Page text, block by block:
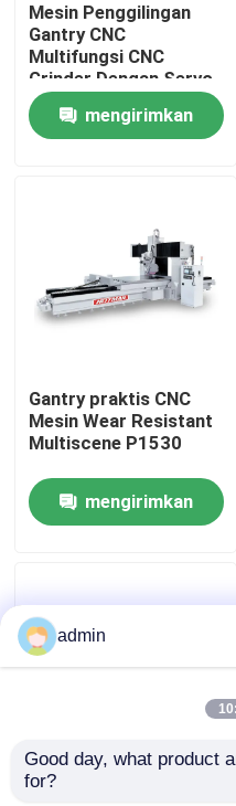
Tentang kami
Kontrol Kualitas
Hubungi Kami
Mesin Penggiling CNC
Mesin Penggiling
Mesin Penggiling Internal
Mesin Penggilingan
Gantry CNC
Multifungsi CNC
Grinder Dengan Servo
Motor Diamond Roller
HK610 mengirimkan
Gantry praktis CNC
Mesin Wear Resistant
Multiscene P1530
mengirimkan
Hotman P1030 Mesin
admin
Good day, what product
for?